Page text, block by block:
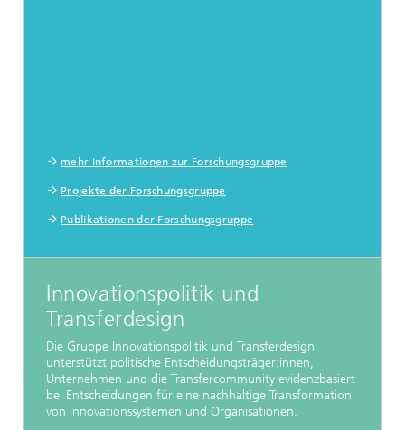
mehr Informationen zur Forschungsgruppe
Projekte der Forschungsgruppe
Publikationen der Forschungsgruppe
Innovationspolitik und
Transferdesign
Die Gruppe Innovationspolitik und Transferdesign
unterstützt politische Entscheidungsträger:innen,
Unternehmen und die Transfercommunity evidenzbasiert
bei Entscheidungen für eine nachhaltige Transformation
von Innovationssystemen und Organisationen.